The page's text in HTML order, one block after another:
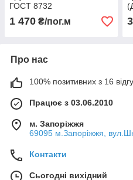
ГОСТ 8732
1 470 ₴/пог.м
Про нас
100% позитивних з 16
Працює з 03.06.2010
м. Запоріжжя
69095 м.Запоріжжя,
Контакти
Сьогодні вихідний